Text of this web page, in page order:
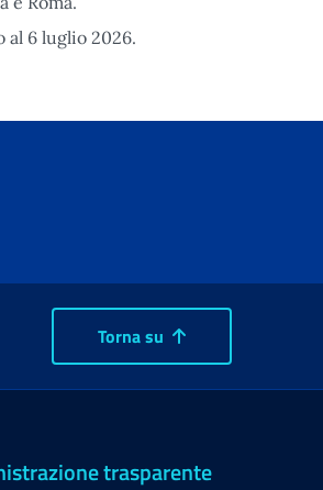
al 6 luglio 2026.
Torna su
trasparente